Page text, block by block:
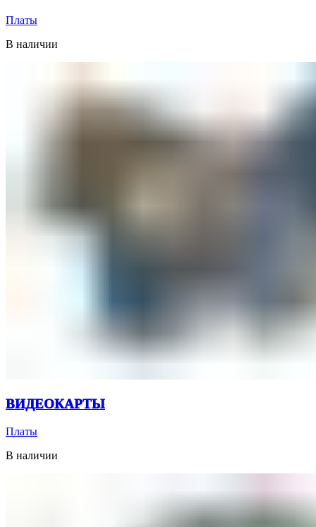
Платы
В наличии
ВИДЕОКАРТЫ
Платы
В наличии